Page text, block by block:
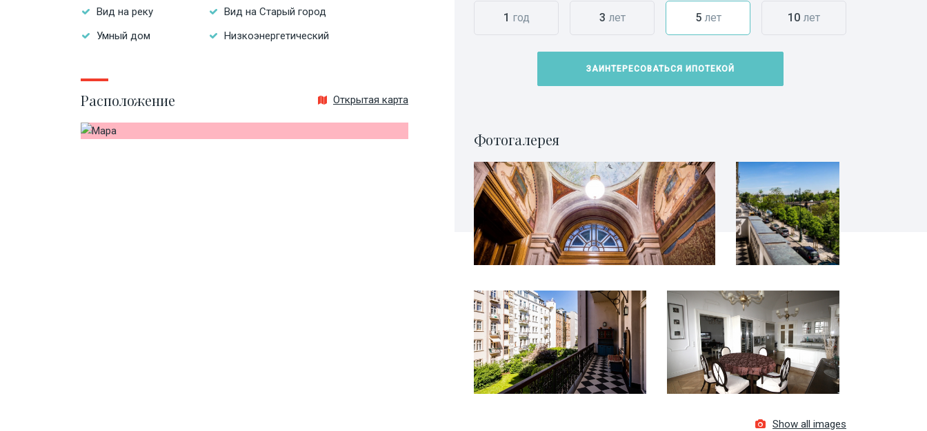
1 год 3 лет 5лет 10 лет
ЗАИНТЕРЕСОВАТЬСЯ ИПОТЕКОЙ
Фотогалерея
Show all images
Вид на реку
Вид на Старый город
Умный дом
Низкоэнергетический
Расположение Открытая карта